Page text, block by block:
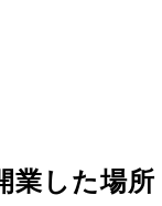
業した場